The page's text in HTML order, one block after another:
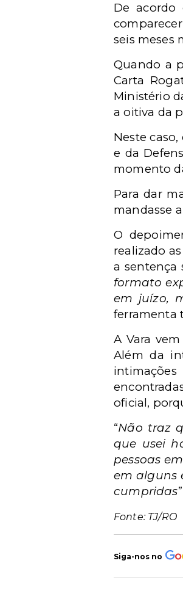
De
seis meses
Quando a
Carta
Ministério
a oitiva da
Neste
e da
momento
Para dar
mandasse
O
realizado
a sentença
formato
em juízo,
ferramenta
A Vara
Além da
oficial,
“Não traz
que usei
pessoas
em alguns
cumpridas
Fonte: TJ/RO
Siga-nos no